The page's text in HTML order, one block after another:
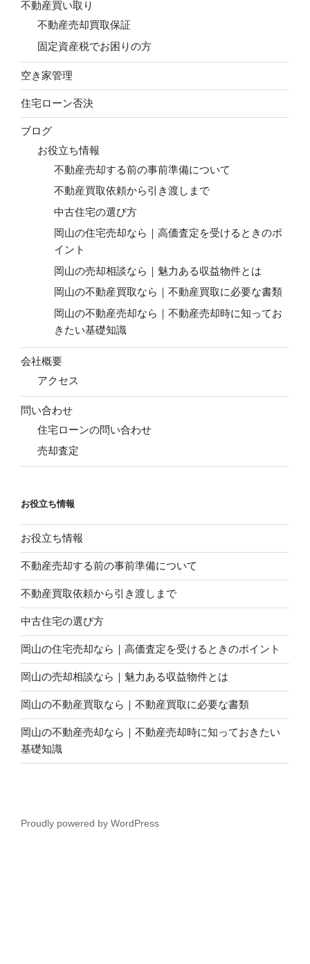
不動産買い取り
不動産売却買取保証
固定資産税でお困りの方
空き家管理
住宅ローン否決
ブログ
お役立ち情報
不動産売却する前の事前準備について
不動産買取依頼から引き渡しまで
中古住宅の選び方
岡山の住宅売却なら｜高価査定を受けるときのポ
イント
岡山の売却相談なら｜魅力ある収益物件とは
岡山の不動産買取なら｜不動産買取に必要な書類
岡山の不動産売却なら｜不動産売却時に知ってお
きたい基礎知識
会社概要
アクセス
問い合わせ
住宅ローンの問い合わせ
売却査定
お役立ち情報
お役立ち情報
不動産売却する前の事前準備について
不動産買取依頼から引き渡しまで
中古住宅の選び方
岡山の住宅売却なら｜高価査定を受けるときのポイント
岡山の売却相談なら｜魅力ある収益物件とは
岡山の不動産買取なら｜不動産買取に必要な書類
岡山の不動産売却なら｜不動産売却時に知っておきたい
基礎知識
Proudly powered by WordPress